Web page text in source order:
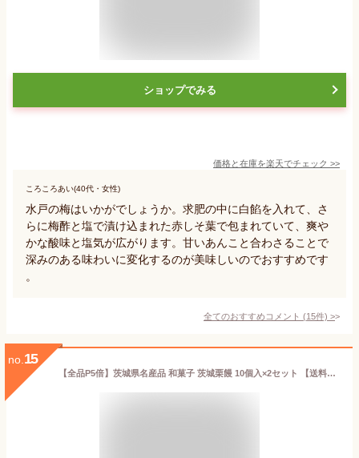
ショップでみる
価格と在庫を楽天でチェック >>
ころころあい(40代・女性)
水戸の梅はいかがでしょうか。求肥の中に白餡を入れて、さ
らに梅酢と塩で漬け込まれた赤しそ葉で包まれていて、爽や
かな酸味と塩気が広がります。甘いあんこと合わさることで
深みのある味わいに変化するのが美味しいのでおすすめです
。
全てのおすすめコメント (15件) >
no. 15
【全品P5倍】茨城県名産品 和菓子 茨城栗饅 10個入×2セット 【送料無料】 常温 / 和スイーツ お取り寄せ 通販 お土産 お祝い プレゼント ギフト おすすめ /